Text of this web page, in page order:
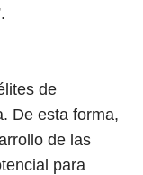
de
De esta forma,
de las
para